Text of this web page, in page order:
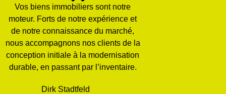
Vos biens immobiliers sont notre
moteur. Forts de notre expérience et
de notre connaissance du marché,
nous accompagnons nos clients de la
conception initiale à la modernisation
durable, en passant par l’inventaire.
Dirk Stadtfeld